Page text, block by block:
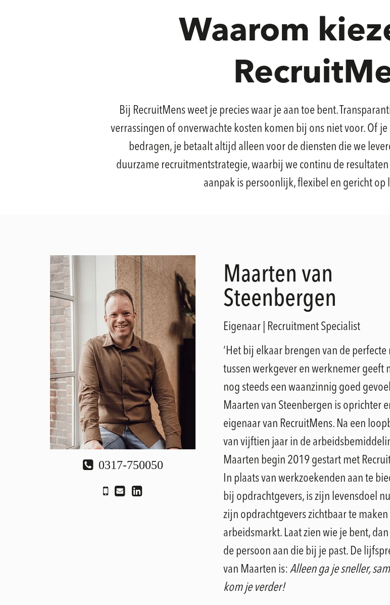
Waarom
Bij RecruitMens weet je precies waar je aan toe bent.
verrassingen of onverwachte kosten komen bij ons niet voor. Of
bedragen, je betaalt altijd alleen voor de diensten die we
duurzame recruitmentstrategie, waarbij we continu de
aanpak is persoonlijk, flexibel en gericht op
0317-750050
Maarten van
Steenbergen
Eigenaar | Recruitment Specialist
‘Het bij elkaar brengen van de perfecte
tussen werkgever en werknemer geeft
nog steeds een waanzinnig goed
Maarten van Steenbergen is oprichter
eigenaar van RecruitMens. Na een
van vijftien jaar in de
Maarten begin 2019 gestart met
In plaats van werkzoekenden aan te
bij opdrachtgevers, is zijn levensdoel
zijn opdrachtgevers zichtbaar te
arbeidsmarkt. Laat zien wie je bent,
de persoon aan die bij je past. De
van Maarten is: Alleen ga je sneller,
kom je verder!